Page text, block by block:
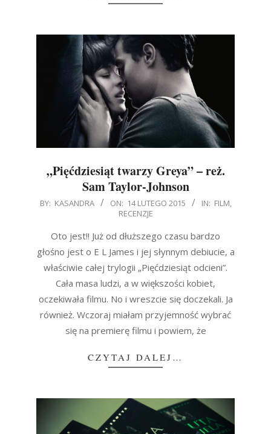
„Pięćdziesiąt twarzy Greya” – reż.
Sam Taylor-Johnson
2015-
BY: KASANDRA ON: 14 LUTEGO 2015 IN: FILM,
RECENZJE
Oto jest!! Już od dłuższego czasu bardzo
głośno jest o E L James i jej słynnym debiucie, a
właściwie całej trylogii „Pięćdziesiąt odcieni”.
Cała masa ludzi, a w większości kobiet,
oczekiwała filmu. No i wreszcie się doczekali. Ja
również. Wczoraj miałam przyjemność wybrać
się na premierę filmu i powiem, że
CZYTAJ DALEJ…